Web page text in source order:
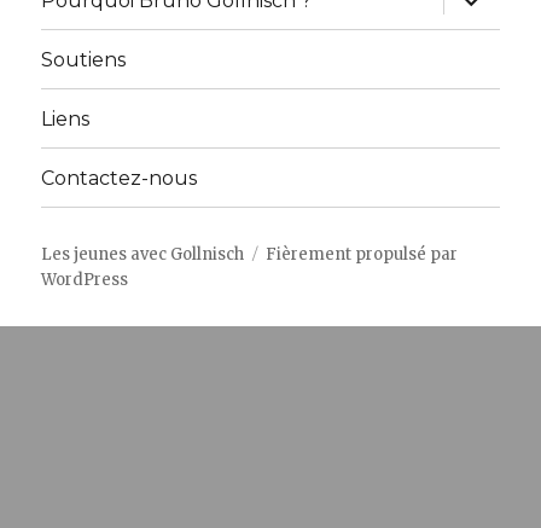
le
sous-
Soutiens
Liens
Contactez-nous
Les jeunes avec Gollnisch
Fièrement propulsé par
WordPress